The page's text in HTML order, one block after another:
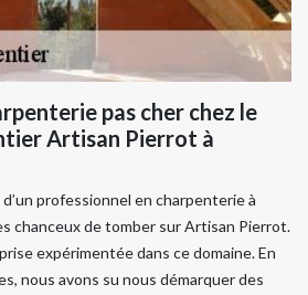
pas cher chez le
Artisan Pierrot à
professionnel en charpenterie à
chanceux de tomber sur Artisan Pierrot.
expérimentée dans ce domaine. En
nous avons su nous démarquer des